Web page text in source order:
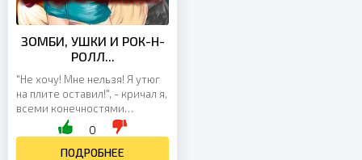
ЗОМБИ, УШКИ И РОК-Н-
РОЛЛ...
"He хочу! Мне нельзя! Я утюг
на плите оставил!", - кричал я,
всеми конечностями
цепляясь за родную кровать,
но бессердечный автор всё-
таки впихнул...
0
ПОДРОБНЕЕ